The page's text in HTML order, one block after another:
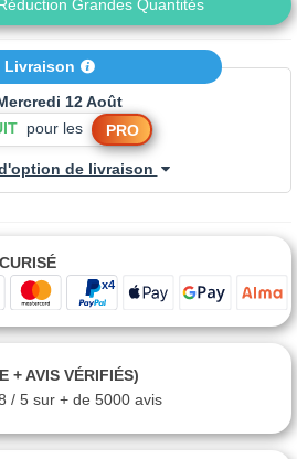
Grandes Quantités
Livraison
12 Août
pour les PRO
de livraison
+ AVIS VÉRIFIÉS)
/ 5 sur + de 5000 avis